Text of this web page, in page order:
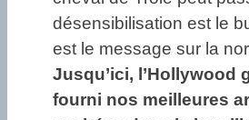
désensibilisation est le
est le message sur la
Jusqu’ici, l’Hollywood
fourni nos meilleures